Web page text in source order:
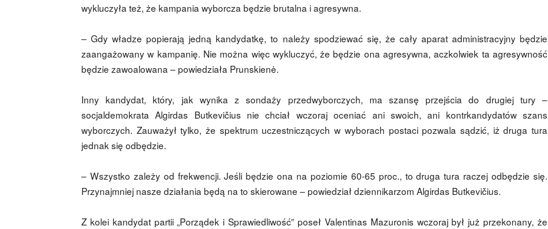
wykluczyła też, że kampania wyborcza będzie brutalna i agresywna.
– Gdy władze popierają jedną kandydatkę, to należy spodziewać się, że cały aparat administracyjny będzie
zaangażowany w kampanię. Nie można więc wykluczyć, że będzie ona agresywna, aczkolwiek ta agresywność
będzie zawoalowana – powiedziała Prunskienė.
Inny kandydat, który, jak wynika z sondaży przedwyborczych, ma szansę przejścia do drugiej tury –
socjaldemokrata Algirdas Butkevičius nie chciał wczoraj oceniać ani swoich, ani kontrkandydatów szans
wyborczych. Zauważył tylko, że spektrum uczestniczących w wyborach postaci pozwala sądzić, iż druga tura
jednak się odbędzie.
– Wszystko zależy od frekwencji. Jeśli będzie ona na poziomie 60-65 proc., to druga tura raczej odbędzie się.
Przynajmniej nasze działania będą na to skierowane – powiedział dziennikarzom Algirdas Butkevičius.
Z kolei kandydat partii „Porządek i Sprawiedliwość” poseł Valentinas Mazuronis wczoraj był już przekonany, że